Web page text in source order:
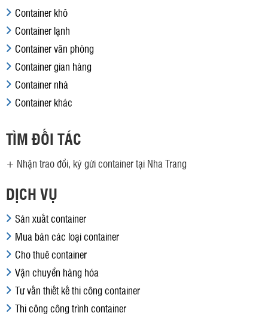
Container khô
Container lạnh
Container văn phòng
Container gian hàng
Container nhà
Container khác
TÌM ĐỐI TÁC
+ Nhận trao đổi, ký gửi container tại Nha Trang
DỊCH VỤ
Sản xuất container
Mua bán các loại container
Cho thuê container
Vận chuyển hàng hóa
Tư vấn thiết kế thi công container
Thi công công trình container